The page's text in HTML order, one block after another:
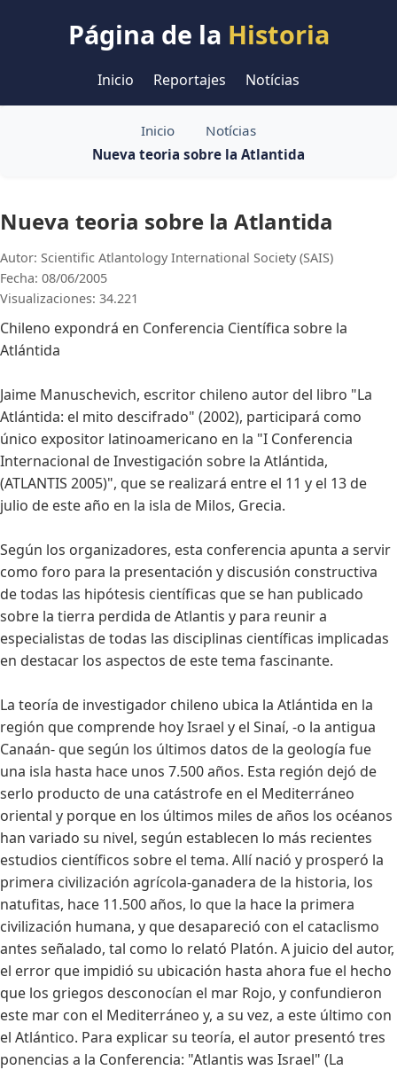
Página de la Historia
Inicio Reportajes Notícias
Inicio
Notícias
Nueva teoria sobre la Atlantida
Nueva teoria sobre la Atlantida
Autor: Scientific Atlantology International Society (SAIS)
Fecha: 08/06/2005
Visualizaciones: 34.221
Chileno expondrá en Conferencia Científica sobre la
Atlántida
Jaime Manuschevich, escritor chileno autor del libro "La
Atlántida: el mito descifrado" (2002), participará como
único expositor latinoamericano en la "I Conferencia
Internacional de Investigación sobre la Atlántida,
(ATLANTIS 2005)", que se realizará entre el 11 y el 13 de
julio de este año en la isla de Milos, Grecia.
Según los organizadores, esta conferencia apunta a servir
como foro para la presentación y discusión constructiva
de todas las hipótesis científicas que se han publicado
sobre la tierra perdida de Atlantis y para reunir a
especialistas de todas las disciplinas científicas implicadas
en destacar los aspectos de este tema fascinante.
La teoría de investigador chileno ubica la Atlántida en la
región que comprende hoy Israel y el Sinaí, -o la antigua
Canaán- que según los últimos datos de la geología fue
una isla hasta hace unos 7.500 años. Esta región dejó de
serlo producto de una catástrofe en el Mediterráneo
oriental y porque en los últimos miles de años los océanos
han variado su nivel, según establecen lo más recientes
estudios científicos sobre el tema. Allí nació y prosperó la
primera civilización agrícola-ganadera de la historia, los
natufitas, hace 11.500 años, lo que la hace la primera
civilización humana, y que desapareció con el cataclismo
antes señalado, tal como lo relató Platón. A juicio del autor,
el error que impidió su ubicación hasta ahora fue el hecho
que los griegos desconocían el mar Rojo, y confundieron
este mar con el Mediterráneo y, a su vez, a este último con
el Atlántico. Para explicar su teoría, el autor presentó tres
ponencias a la Conferencia: "Atlantis was Israel" (La